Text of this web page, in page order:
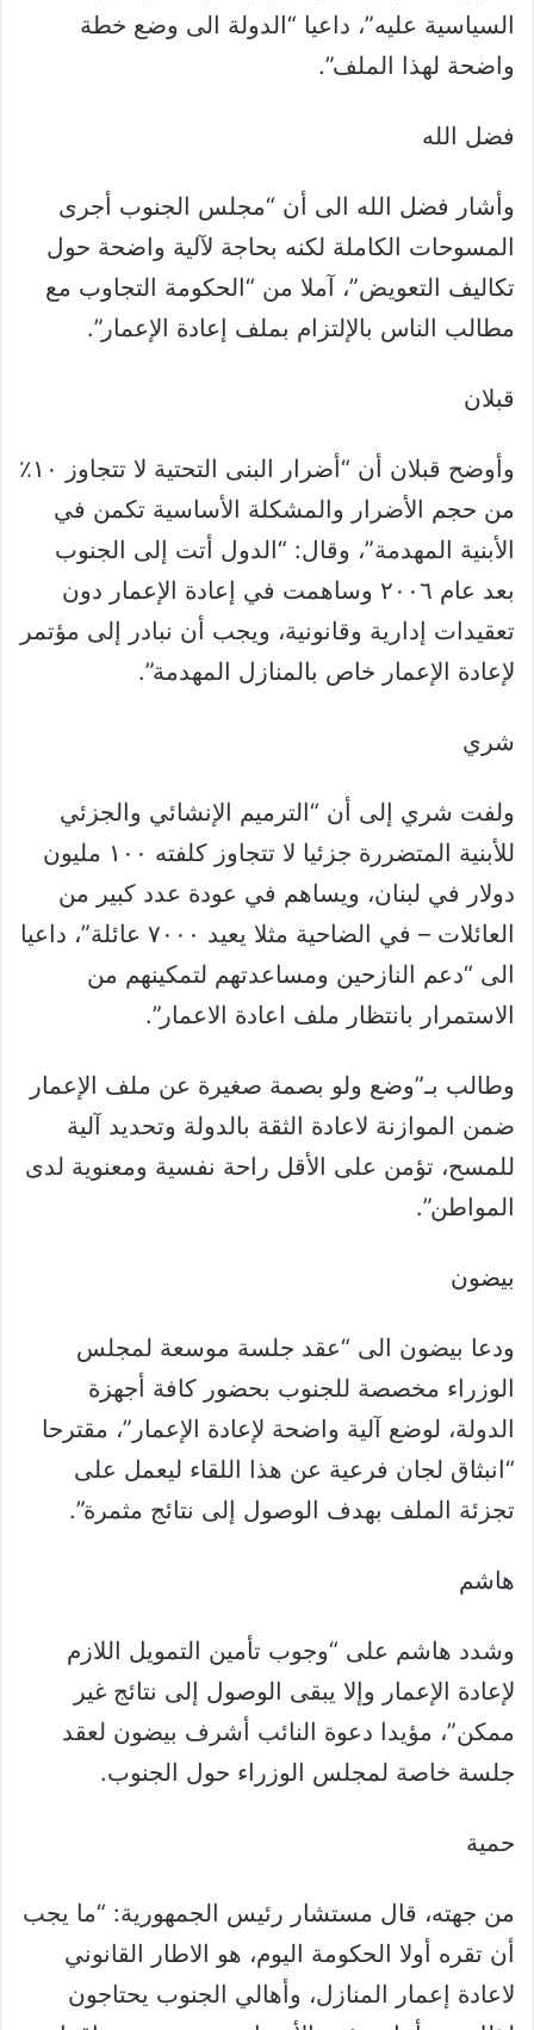
السياسية عليه”، داعيا “الدولة الى وضع خطة
واضحة لهذا الملف”.
فضل الله
وأشار فضل الله الى أن “مجلس الجنوب أجرى
المسوحات الكاملة لكنه بحاجة لآلية واضحة حول
تكاليف التعويض”، آملا من “الحكومة التجاوب مع
مطالب الناس بالإلتزام بملف إعادة الإعمار”.
قبلان
وأوضح قبلان أن “أضرار البنى التحتية لا تتجاوز ١٠٪؜
من حجم الأضرار والمشكلة الأساسية تكمن في
الأبنية المهدمة”، وقال: “الدول أتت إلى الجنوب
بعد عام ٢٠٠٦ وساهمت في إعادة الإعمار دون
تعقيدات إدارية وقانونية، ويجب أن نبادر إلى مؤتمر
لإعادة الإعمار خاص بالمنازل المهدمة”.
شري
ولفت شري إلى أن “الترميم الإنشائي والجزئي
للأبنية المتضررة جزئيا لا تتجاوز كلفته ١٠٠ مليون
دولار في لبنان، ويساهم في عودة عدد كبير من
العائلات – في الضاحية مثلا يعيد ٧٠٠٠ عائلة”، داعيا
الى “دعم النازحين ومساعدتهم لتمكينهم من
الاستمرار بانتظار ملف اعادة الاعمار”.
وطالب بـ”وضع ولو بصمة صغيرة عن ملف الإعمار
ضمن الموازنة لاعادة الثقة بالدولة وتحديد آلية
للمسح، تؤمن على الأقل راحة نفسية ومعنوية لدى
المواطن”.
بيضون
ودعا بيضون الى “عقد جلسة موسعة لمجلس
الوزراء مخصصة للجنوب بحضور كافة أجهزة
الدولة، لوضع آلية واضحة لإعادة الإعمار”، مقترحا
“انبثاق لجان فرعية عن هذا اللقاء ليعمل على
تجزئة الملف بهدف الوصول إلى نتائج مثمرة”.
هاشم
وشدد هاشم على “وجوب تأمين التمويل اللازم
لإعادة الإعمار وإلا يبقى الوصول إلى نتائج غير
ممكن”، مؤيدا دعوة النائب أشرف بيضون لعقد
جلسة خاصة لمجلس الوزراء حول الجنوب.
حمية
من جهته، قال مستشار رئيس الجمهورية: “ما يجب
أن تقره أولا الحكومة اليوم، هو الاطار القانوني
لاعادة إعمار المنازل، وأهالي الجنوب يحتاجون